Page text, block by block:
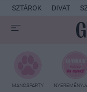
SZTÁROK DIVAT
MANCSPARTY